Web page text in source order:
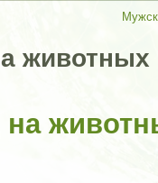
животных